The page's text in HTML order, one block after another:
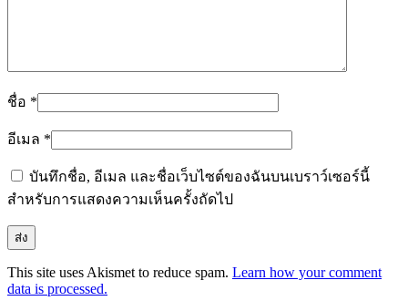
ชื่อ *
อีเมล *
บันทึกชื่อ, อีเมล และชื่อเว็บไซต์ของฉันบนเบราว์เซอร์นี้
สำหรับการแสดงความเห็นครั้งถัดไป
This site uses Akismet to reduce spam. Learn how your comment
data is processed.